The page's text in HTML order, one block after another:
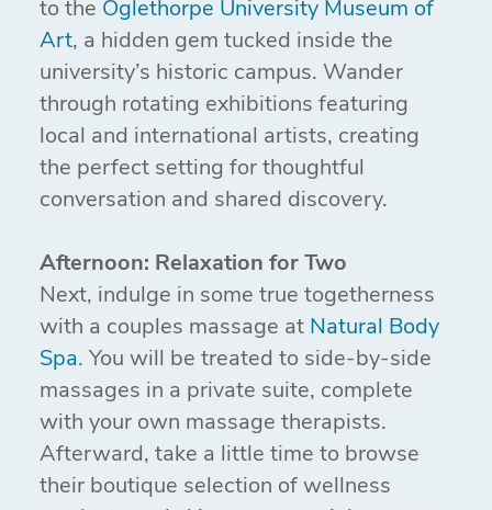
to the Oglethorpe University Museum of
Art, a hidden gem tucked inside the
university’s historic campus. Wander
through rotating exhibitions featuring
local and international artists, creating
the perfect setting for thoughtful
conversation and shared discovery.
Afternoon: Relaxation for Two
Next, indulge in some true togetherness
with a couples massage at Natural Body
Spa. You will be treated to side-by-side
massages in a private suite, complete
with your own massage therapists.
Afterward, take a little time to browse
their boutique selection of wellness